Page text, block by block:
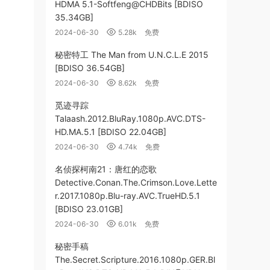
HDMA 5.1-Softfeng@CHDBits [BDISO
35.34GB]
2024-06-30 5.28k 免费
秘密特工 The Man from U.N.C.L.E 2015
[BDISO 36.54GB]
2024-06-30 8.62k 免费
觅迹寻踪
Talaash.2012.BluRay.1080p.AVC.DTS-
HD.MA.5.1 [BDISO 22.04GB]
2024-06-30 4.74k 免费
名侦探柯南21：唐红的恋歌
Detective.Conan.The.Crimson.Love.Lette
r.2017.1080p.Blu-ray.AVC.TrueHD.5.1
[BDISO 23.01GB]
2024-06-30 6.01k 免费
秘密手稿
The.Secret.Scripture.2016.1080p.GER.Bl